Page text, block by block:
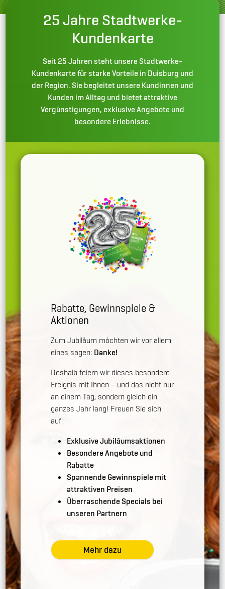
25 Jahre Stadtwerke-
Kundenkarte
Seit 25 Jahren steht unsere Stadtwerke-
Kundenkarte für starke Vorteile in Duisburg und
der Region. Sie begleitet unsere Kundinnen und
Kunden im Alltag und bietet attraktive
Vergünstigungen, exklusive Angebote und
besondere Erlebnisse.
Rabatte, Gewinnspiele &
Aktionen
Zum Jubiläum möchten wir vor allem
eines sagen: Danke!
Deshalb feiern wir dieses besondere
Ereignis mit Ihnen – und das nicht nur
an einem Tag, sondern gleich ein
ganzes Jahr lang! Freuen Sie sich
auf:
Exklusive Jubiläumsaktionen
Besondere Angebote und
Rabatte
Spannende Gewinnspiele mit
attraktiven Preisen
Überraschende Specials bei
unseren Partnern
Mehr dazu